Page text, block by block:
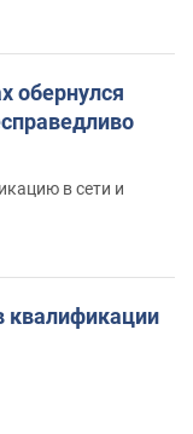
обернулся
в сети и
квалификации